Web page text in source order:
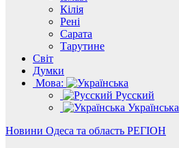
Кілія
Рені
Сарата
Тарутине
Світ
Думки
Мова:
Русский
Українська
Новини Одеса та область РЕГІОН